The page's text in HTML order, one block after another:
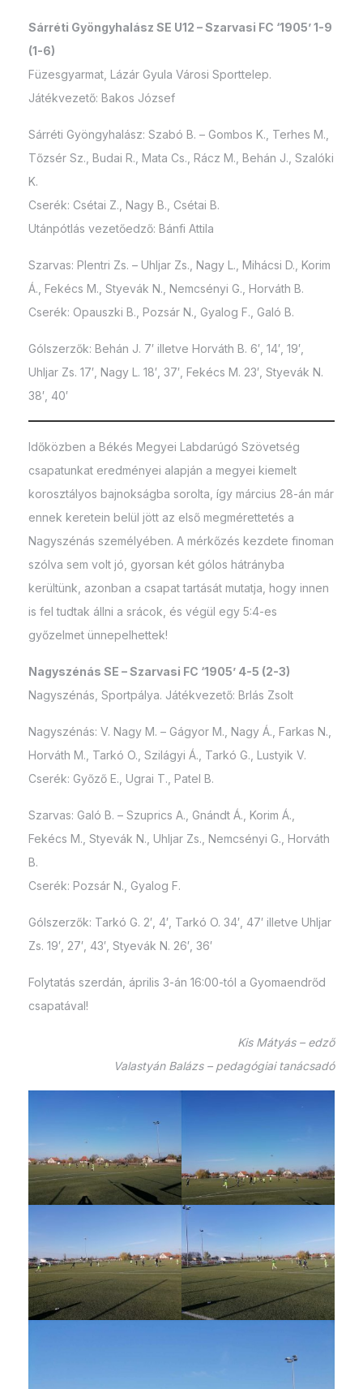
Sárréti Gyöngyhalász SE U12 – Szarvasi FC ‘1905’ 1-9
(1-6)
Füzesgyarmat, Lázár Gyula Városi Sporttelep.
Játékvezető: Bakos József
Sárréti Gyöngyhalász: Szabó B. – Gombos K., Terhes M.,
Tőzsér Sz., Budai R., Mata Cs., Rácz M., Behán J., Szalóki
K.
Cserék: Csétai Z., Nagy B., Csétai B.
Utánpótlás vezetőedző: Bánfi Attila
Szarvas: Plentri Zs. – Uhljar Zs., Nagy L., Mihácsi D., Korim
Á., Fekécs M., Styevák N., Nemcsényi G., Horváth B.
Cserék: Opauszki B., Pozsár N., Gyalog F., Galó B.
Gólszerzők: Behán J. 7′ illetve Horváth B. 6′, 14′, 19′,
Uhljar Zs. 17′, Nagy L. 18′, 37′, Fekécs M. 23′, Styevák N.
38′, 40′
Időközben a Békés Megyei Labdarúgó Szövetség
csapatunkat eredményei alapján a megyei kiemelt
korosztályos bajnokságba sorolta, így március 28-án már
ennek keretein belül jött az első megmérettetés a
Nagyszénás személyében. A mérkőzés kezdete finoman
szólva sem volt jó, gyorsan két gólos hátrányba
kerültünk, azonban a csapat tartását mutatja, hogy innen
is fel tudtak állni a srácok, és végül egy 5:4-es
győzelmet ünnepelhettek!
Nagyszénás SE – Szarvasi FC ‘1905’ 4-5 (2-3)
Nagyszénás, Sportpálya. Játékvezető: Brlás Zsolt
Nagyszénás: V. Nagy M. – Gágyor M., Nagy Á., Farkas N.,
Horváth M., Tarkó O., Szilágyi Á., Tarkó G., Lustyik V.
Cserék: Győző E., Ugrai T., Patel B.
Szarvas: Galó B. – Szuprics A., Gnándt Á., Korim Á.,
Fekécs M., Styevák N., Uhljar Zs., Nemcsényi G., Horváth
B.
Cserék: Pozsár N., Gyalog F.
Gólszerzők: Tarkó G. 2′, 4′, Tarkó O. 34′, 47′ illetve Uhljar
Zs. 19′, 27′, 43′, Styevák N. 26′, 36′
Folytatás szerdán, április 3-án 16:00-tól a Gyomaendrőd
csapatával!
Kis Mátyás – edző
Valastyán Balázs – pedagógiai tanácsadó